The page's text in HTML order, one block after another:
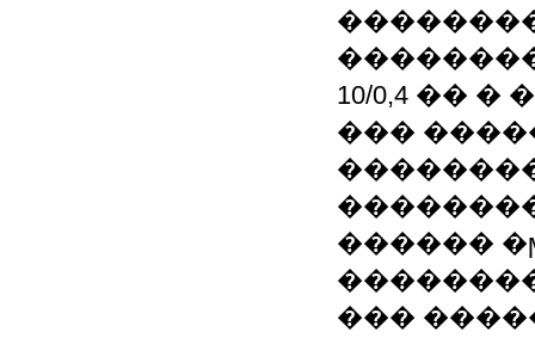
10/0,4 ��
���
������
���